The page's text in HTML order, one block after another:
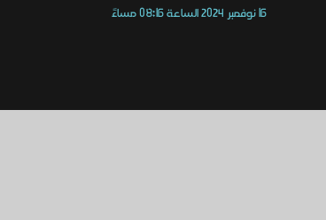
16 نوفمبر 2024 الساعة 08:16 مساءً